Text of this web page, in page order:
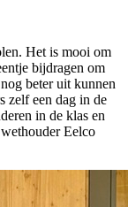
Het is mooi om
bijdragen om
beter uit kunnen
zelf een dag in de
in de klas en
Eelco